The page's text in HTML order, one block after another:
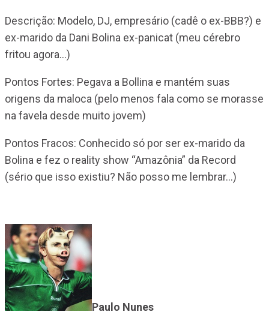
Descrição: Modelo, DJ, empresário (cadê o ex-BBB?) e
ex-marido da Dani Bolina ex-panicat (meu cérebro
fritou agora…)
Pontos Fortes: Pegava a Bollina e mantém suas
origens da maloca (pelo menos fala como se morasse
na favela desde muito jovem)
Pontos Fracos: Conhecido só por ser ex-marido da
Bolina e fez o reality show “Amazônia” da Record
(sério que isso existiu? Não posso me lembrar…)
Paulo Nunes